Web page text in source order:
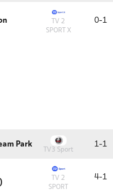
TV 2
SPORT X
0-1
Park
TV3 Sport
1-1
TV 2
SPORT
4-1